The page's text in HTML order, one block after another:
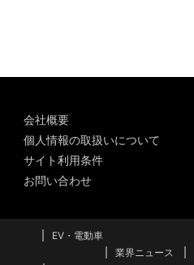
会社概要
個人情報の取扱いについて
サイト利用条件
お問い合わせ
EV・電動車
業界ニュース